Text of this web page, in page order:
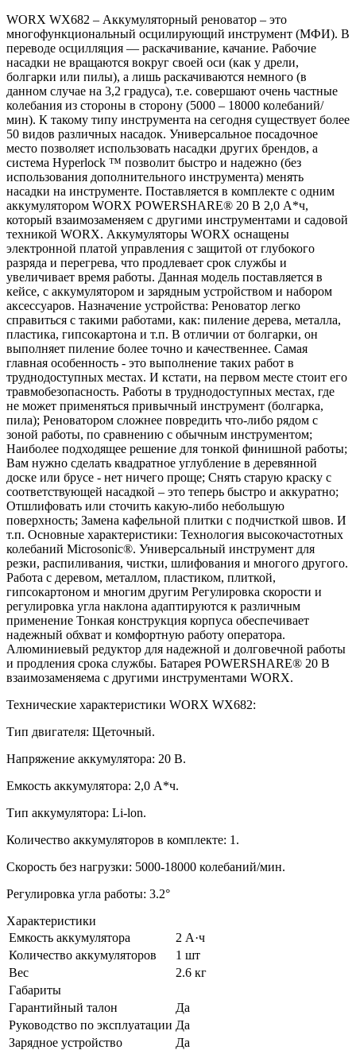
WORX WX682 – Аккумуляторный реноватор – это
многофункциональный осцилирующий инструмент (МФИ). В
переводе осцилляция — раскачивание, качание. Рабочие
насадки не вращаются вокруг своей оси (как у дрели,
болгарки или пилы), а лишь раскачиваются немного (в
данном случае на 3,2 градуса), т.е. совершают очень частные
колебания из стороны в сторону (5000 – 18000 колебаний/
мин). К такому типу инструмента на сегодня существует более
50 видов различных насадок. Универсальное посадочное
место позволяет использовать насадки других брендов, а
система Hyperlock ™ позволит быстро и надежно (без
использования дополнительного инструмента) менять
насадки на инструменте. Поставляется в комплекте с одним
аккумулятором WORX POWERSHARE® 20 В 2,0 А*ч,
который взаимозаменяем с другими инструментами и садовой
техникой WORX. Аккумуляторы WORX оснащены
электронной платой управления с защитой от глубокого
разряда и перегрева, что продлевает срок службы и
увеличивает время работы. Данная модель поставляется в
кейсе, с аккумулятором и зарядным устройством и набором
аксессуаров. Назначение устройства: Реноватор легко
справиться с такими работами, как: пиление дерева, металла,
пластика, гипсокартона и т.п. В отличии от болгарки, он
выполняет пиление более точно и качественнее. Самая
главная особенность - это выполнение таких работ в
труднодоступных местах. И кстати, на первом месте стоит его
травмобезопасность. Работы в труднодоступных местах, где
не может применяться привычный инструмент (болгарка,
пила); Реноватором сложнее повредить что-либо рядом с
зоной работы, по сравнению с обычным инструментом;
Наиболее подходящее решение для тонкой финишной работы;
Вам нужно сделать квадратное углубление в деревянной
доске или брусе - нет ничего проще; Снять старую краску с
соответствующей насадкой – это теперь быстро и аккуратно;
Отшлифовать или сточить какую-либо небольшую
поверхность; Замена кафельной плитки с подчисткой швов. И
т.п. Основные характеристики: Технология высокочастотных
колебаний Microsonic®. Универсальный инструмент для
резки, распиливания, чистки, шлифования и многого другого.
Работа с деревом, металлом, пластиком, плиткой,
гипсокартоном и многим другим Регулировка скорости и
регулировка угла наклона адаптируются к различным
применение Тонкая конструкция корпуса обеспечивает
надежный обхват и комфортную работу оператора.
Алюминиевый редуктор для надежной и долговечной работы
и продления срока службы. Батарея POWERSHARE® 20 В
взаимозаменяема с другими инструментами WORX.
Технические характеристики WORX WX682:
Тип двигателя: Щеточный.
Напряжение аккумулятора: 20 В.
Емкость аккумулятора: 2,0 А*ч.
Тип аккумулятора: Li-lon.
Количество аккумуляторов в комплекте: 1.
Скорость без нагрузки: 5000-18000 колебаний/мин.
Регулировка угла работы: 3.2°
Характеристики
Емкость аккумулятора
2 А·ч
Количество аккумуляторов
1 шт
Вес
2.6 кг
Габариты
Гарантийный талон
Да
Руководство по эксплуатации Да
Зарядное устройство
Да